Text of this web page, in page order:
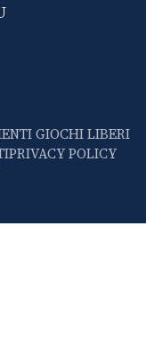
GIOCHI LIBERI
PRIVACY POLICY